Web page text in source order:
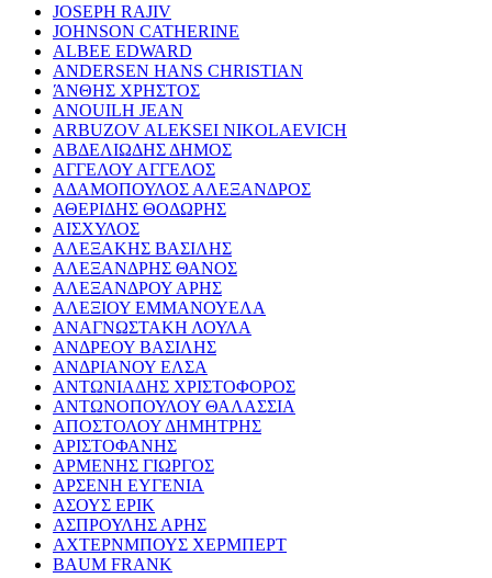
JOSEPH RAJIV
JOHNSON CATHERINE
ALBEE EDWARD
ANDERSEN HANS CHRISTIAN
ΆΝΘΗΣ ΧΡΗΣΤΟΣ
ANOUILH JEAN
ARBUZOV ALEKSEI NIKOLAEVICH
ΑΒΔΕΛΙΩΔΗΣ ΔΗΜΟΣ
ΑΓΓΕΛΟΥ ΑΓΓΕΛΟΣ
ΑΔΑΜΟΠΟΥΛΟΣ ΑΛΕΞΑΝΔΡΟΣ
ΑΘΕΡΙΔΗΣ ΘΟΔΩΡΗΣ
ΑΙΣΧΥΛΟΣ
ΑΛΕΞΑΚΗΣ ΒΑΣΙΛΗΣ
ΑΛΕΞΑΝΔΡΗΣ ΘΑΝΟΣ
ΑΛΕΞΑΝΔΡΟΥ ΑΡΗΣ
ΑΛΕΞΙΟΥ ΕΜΜΑΝΟΥΕΛΑ
ΑΝΑΓΝΩΣΤΑΚΗ ΛΟΥΛΑ
ΑΝΔΡΕΟΥ ΒΑΣΙΛΗΣ
ΑΝΔΡΙΑΝΟΥ ΕΛΣΑ
ΑΝΤΩΝΙΑΔΗΣ ΧΡΙΣΤΟΦΟΡΟΣ
ΑΝΤΩΝΟΠΟΥΛΟΥ ΘΑΛΑΣΣΙΑ
ΑΠΟΣΤΟΛΟΥ ΔΗΜΗΤΡΗΣ
ΑΡΙΣΤΟΦΑΝΗΣ
ΑΡΜΕΝΗΣ ΓΙΩΡΓΟΣ
ΑΡΣΕΝΗ ΕΥΓΕΝΙΑ
ΑΣΟΥΣ ΕΡΙΚ
ΑΣΠΡΟΥΛΗΣ ΑΡΗΣ
ΑΧΤΕΡΝΜΠΟΥΣ ΧΕΡΜΠΕΡΤ
BAUM FRANK